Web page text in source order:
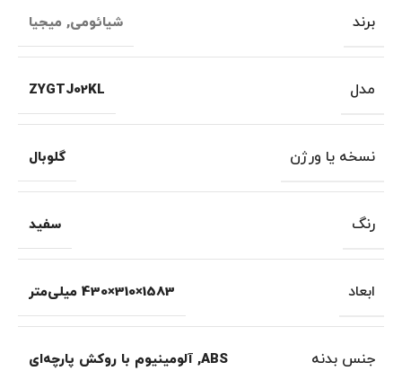
برند شیائومی, میجیا
مدل ZYGTJ02KL
نسخه یا ورژن گلوبال
رنگ سفید
ابعاد 1583×310×430 میلی‌متر
جنس بدنه ABS
, آلومینیوم با روکش پارچه‌ای